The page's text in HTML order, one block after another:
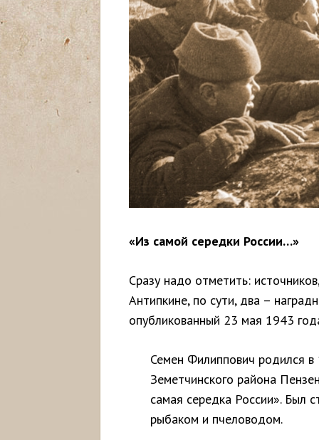
«Из самой середки России…»
Сразу надо отметить:
Антипкине, по сути, два –
опубликованный 23 мая 1943
Семен Филиппович родился
Земетчинского района
самая середка России». Был
рыбаком и пчеловодом.